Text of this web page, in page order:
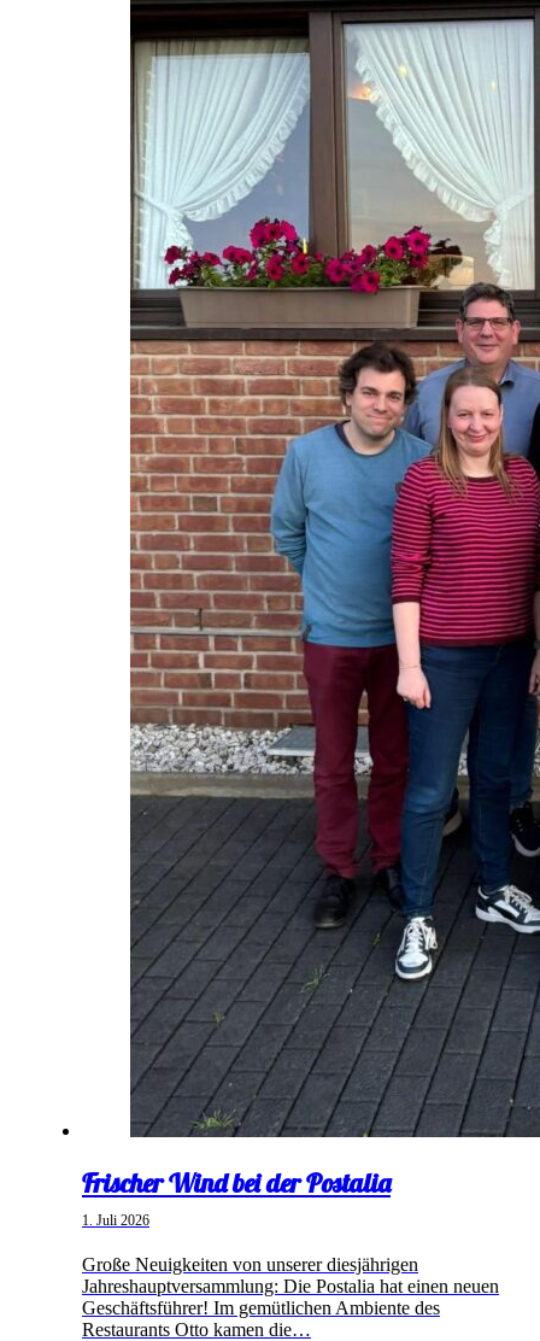
Frischer Wind bei der Postalia
1. Juli 2026
Große Neuigkeiten von unserer diesjährigen
Jahreshauptversammlung: Die Postalia hat einen neuen
Geschäftsführer! Im gemütlichen Ambiente des
Restaurants Otto kamen die…